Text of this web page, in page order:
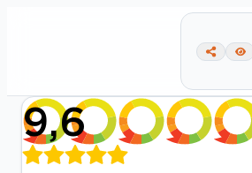
9,6